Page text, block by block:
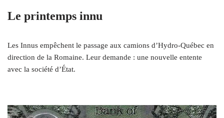
Le printemps innu
Les Innus empêchent le passage aux camions d’Hydro-Québec en
direction de la Romaine. Leur demande : une nouvelle entente
avec la société d’État.